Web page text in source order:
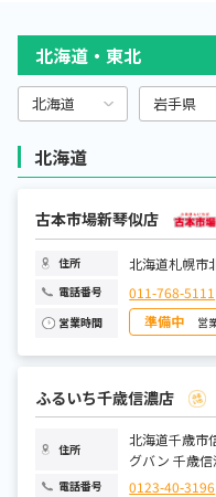
CD・DVD・ブルーレイ
グッズ・雑貨
トレカ
新刊書籍
レンタル（TSUTAYA）
中古ホビー（フィギュア
北海道・東北
北海道 岩手県
北海道
古本市場新琴似店
住所 北海道札幌市
電話番号 011-768-5111
営業時間 準備中
日曜日
月曜日
水曜日
木曜日
金曜日
土曜日
ふるいち千歳信濃店
住所
北海道千歳市
グバン 千歳
電話番号 0123-40-3196